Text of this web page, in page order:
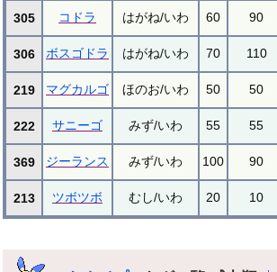
305 コドラ はがね/いわ 60 90
306 ボスゴドラ はがね/いわ 70 110
219 マグカルゴ ほのお/いわ 50 50
222 サニーゴ みず/いわ 55 55
369 ジーランス みず/いわ 100 90
213 ツボツボ むし/いわ 20 10